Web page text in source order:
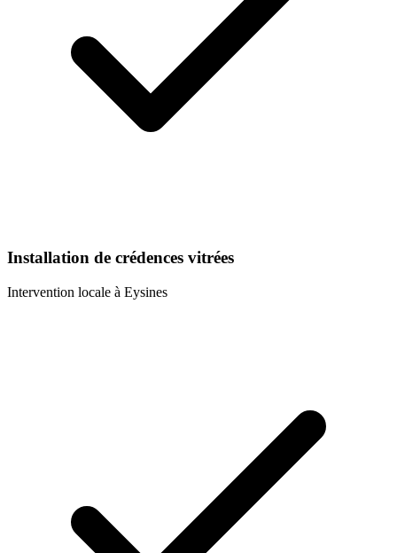
Installation de crédences vitrées
Intervention locale à Eysines